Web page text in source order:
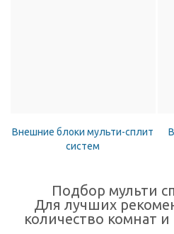
Внешние блоки мульти-сплит
систем
Подбор мульти
Для лучших
количество комнат